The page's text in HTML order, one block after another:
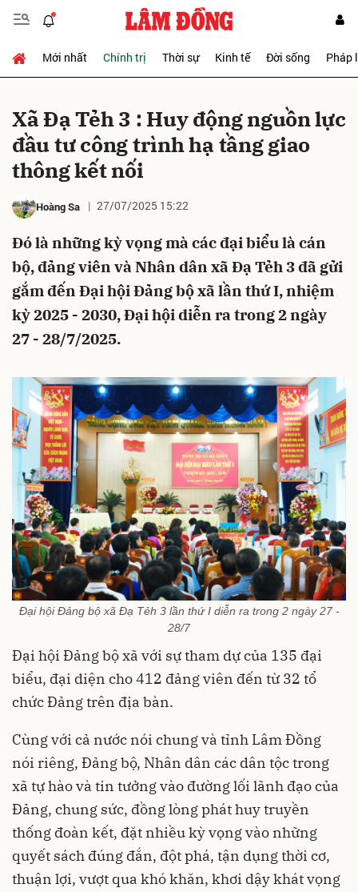
Mới nhất Chính trị Thời sự Kinh tế Đời sống Pháp
Xã Đạ Tẻh 3 : Huy động nguồn lực
đầu tư công trình hạ tầng giao
thông kết nối
Hoàng Sa 27/07/2025 15:22
Đó là những kỳ vọng mà các đại biểu là cán
bộ, đảng viên và Nhân dân xã Đạ Tẻh 3 đã gửi
gắm đến Đại hội Đảng bộ xã lần thứ I, nhiệm
kỳ 2025 - 2030, Đại hội diễn ra trong 2 ngày
27 - 28/7/2025.
Đại hội Đảng bộ xã Đạ Tẻh 3 lần thứ I diễn ra trong 2 ngày 27 -
28/7
Đại hội Đảng bộ xã với sự tham dự của 135 đại
biểu, đại diện cho 412 đảng viên đến từ 32 tổ
chức Đảng trên địa bàn.
Cùng với cả nước nói chung và tỉnh Lâm Đồng
nói riêng, Đảng bộ, Nhân dân các dân tộc trong
xã tự hào và tin tưởng vào đường lối lãnh đạo của
Đảng, chung sức, đồng lòng phát huy truyền
thống đoàn kết, đặt nhiều kỳ vọng vào những
quyết sách đúng đắn, đột phá, tận dụng thời cơ,
thuận lợi, vượt qua khó khăn, khơi dậy khát vọng
Gửi bình luận
Hủy Gửi